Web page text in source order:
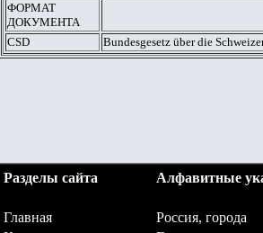
ФОРМАТ
ДОКУМЕНТА
CSD Bundesgesetz über die
Разделы сайта Алфавитные
Главная Россия, города